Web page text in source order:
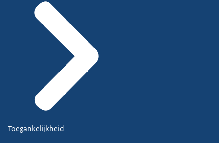
Toegankelijkheid